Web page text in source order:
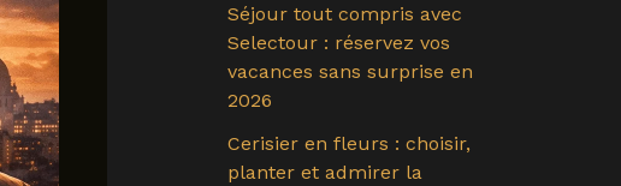
Séjour tout compris avec
Selectour : réservez vos
vacances sans surprise en
2026
Cerisier en fleurs : choisir,
planter et admirer la